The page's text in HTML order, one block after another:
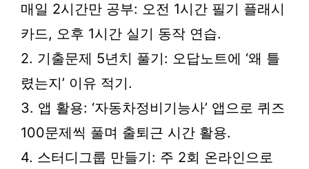
매일 2시간만 공부: 오전 1시간 필기 플래시
카드, 오후 1시간 실기 동작 연습.
2. 기출문제 5년치 풀기: 오답노트에 ‘왜 틀
렸는지’ 이유 적기.
3. 앱 활용: ‘자동차정비기능사’ 앱으로 퀴즈
100문제씩 풀며 출퇴근 시간 활용.
4. 스터디그룹 만들기: 주 2회 온라인으로